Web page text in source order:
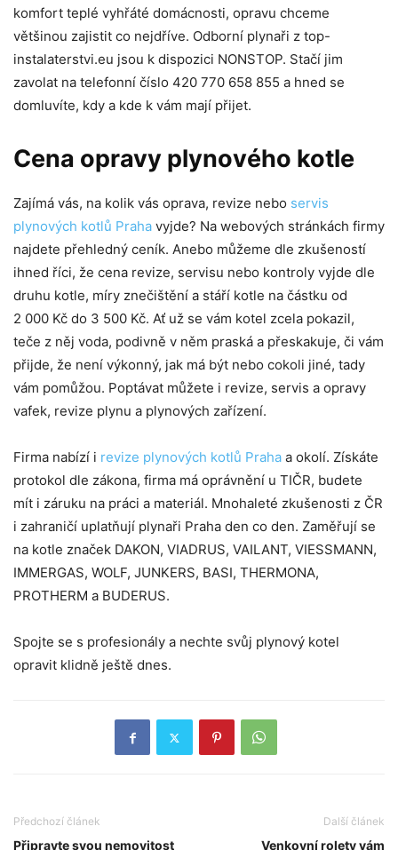
komfort teplé vyhřáté domácnosti, opravu chceme
většinou zajistit co nejdříve. Odborní plynaři z top-
instalaterstvi.eu jsou k dispozici NONSTOP. Stačí jim
zavolat na telefonní číslo 420 770 658 855 a hned se
domluvíte, kdy a kde k vám mají přijet.
Cena opravy plynového kotle
Zajímá vás, na kolik vás oprava, revize nebo servis
plynových kotlů Praha vyjde? Na webových stránkách firmy
najdete přehledný ceník. Anebo můžeme dle zkušeností
ihned říci, že cena revize, servisu nebo kontroly vyjde dle
druhu kotle, míry znečištění a stáří kotle na částku od
2 000 Kč do 3 500 Kč. Ať už se vám kotel zcela pokazil,
teče z něj voda, podivně v něm praská a přeskakuje, či vám
přijde, že není výkonný, jak má být nebo cokoli jiné, tady
vám pomůžou. Poptávat můžete i revize, servis a opravy
vafek, revize plynu a plynových zařízení.
Firma nabízí i revize plynových kotlů Praha a okolí. Získáte
protokol dle zákona, firma má oprávnění u TIČR, budete
mít i záruku na práci a materiál. Mnohaleté zkušenosti z ČR
i zahraničí uplatňují plynaři Praha den co den. Zaměřují se
na kotle značek DAKON, VIADRUS, VAILANT, VIESSMANN,
IMMERGAS, WOLF, JUNKERS, BASI, THERMONA,
PROTHERM a BUDERUS.
Spojte se s profesionály a nechte svůj plynový kotel
opravit klidně ještě dnes.
Předchozí článek
Připravte svou nemovitost
Další článek
Venkovní rolety vám